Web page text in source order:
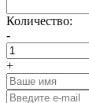
Количество:
-
+